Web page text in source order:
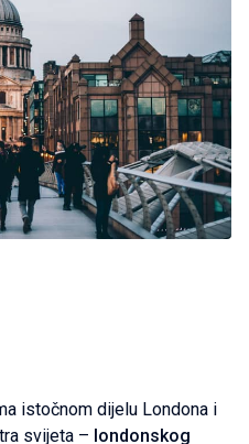
istočnom dijelu Londona i
svijeta – londonskog